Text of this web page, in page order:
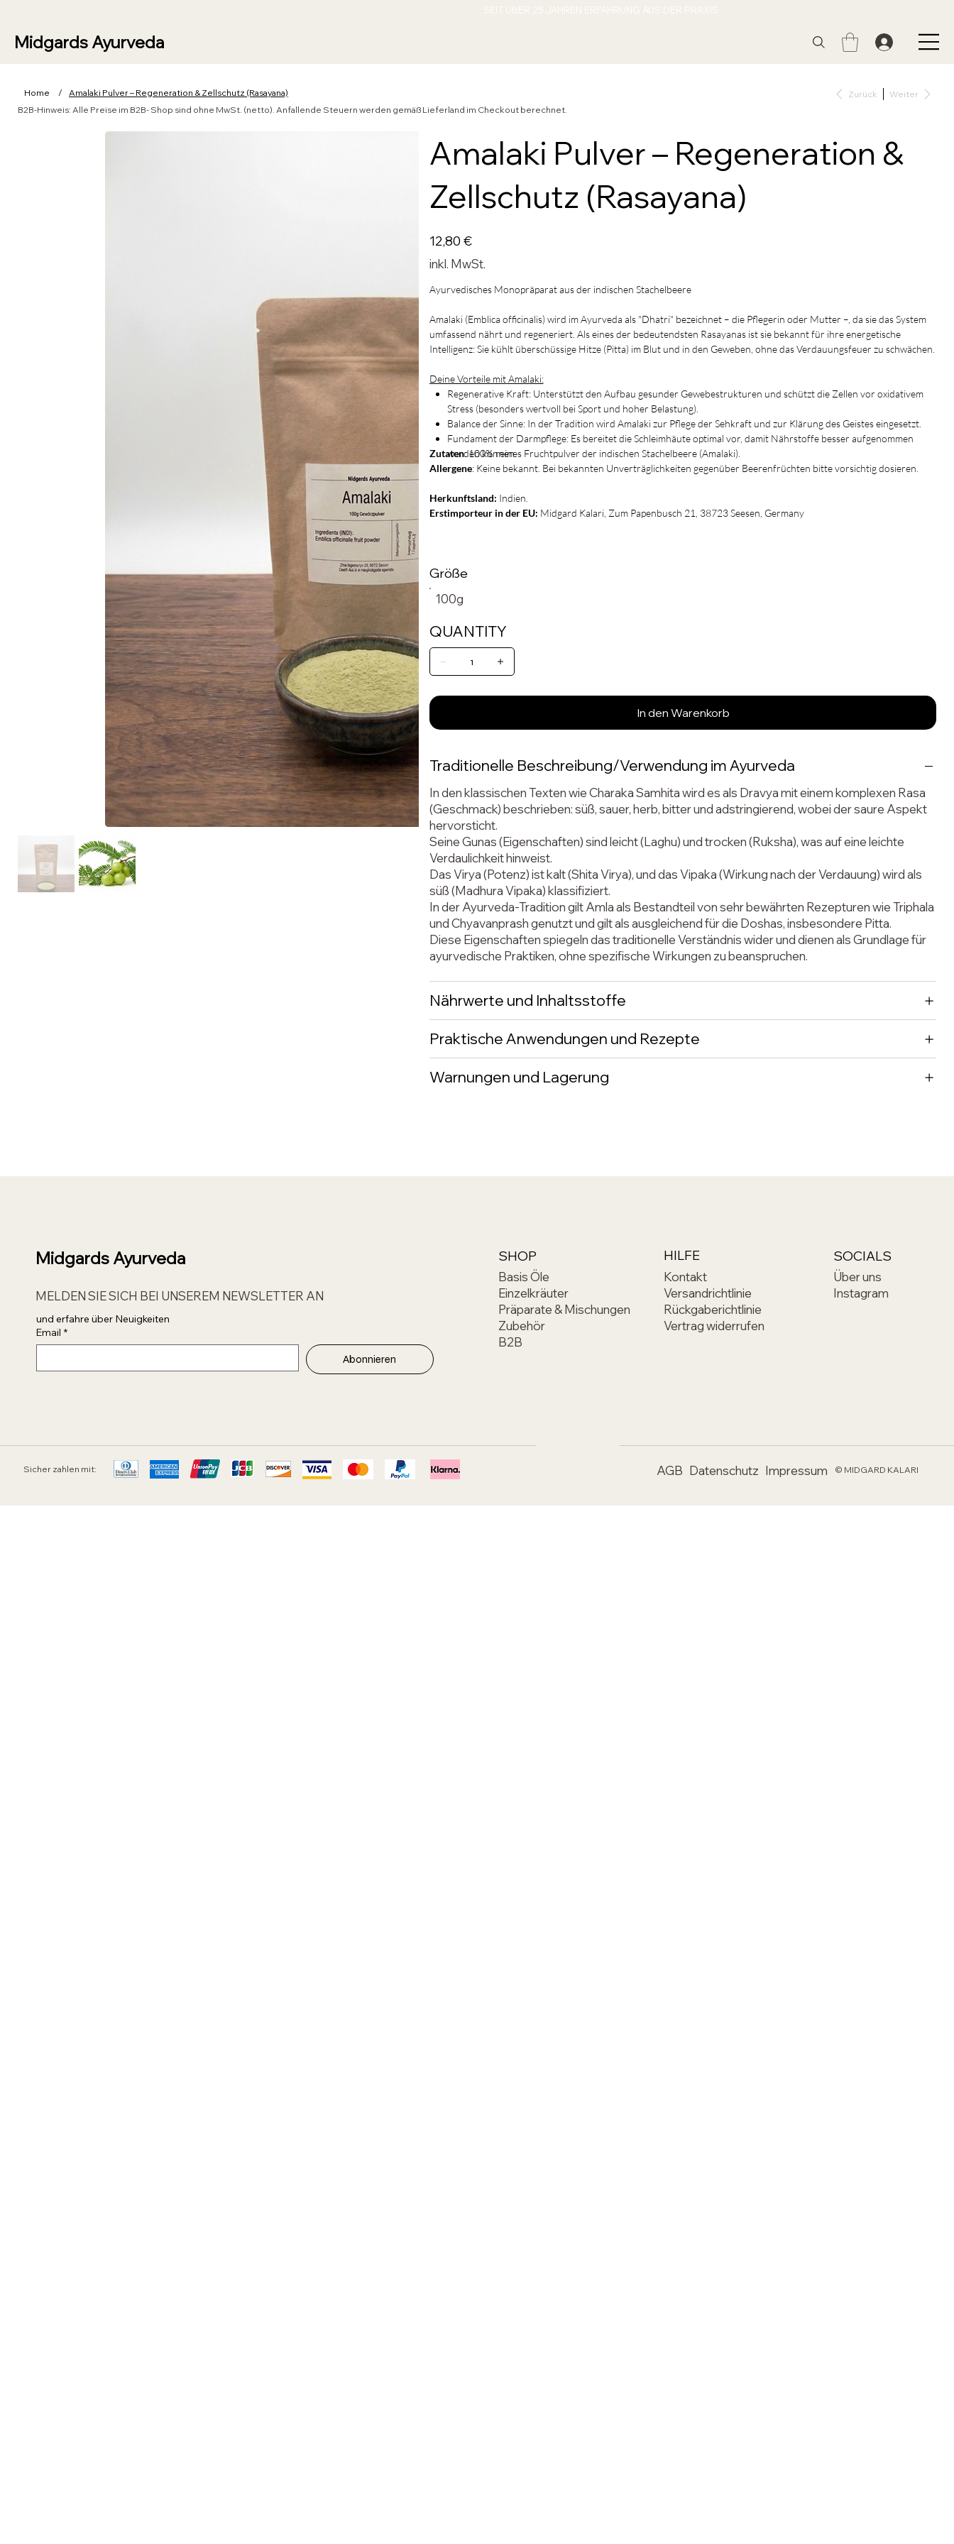
Midgards Ayurveda
Home / Amalaki Pulver – Regeneration & Zellschutz (Rasayana) Zurück Weiter
Amalaki Pulver – Regeneration &
Zellschutz (Rasayana)
Preis
12,80 €
inkl. MwSt.
Ayurvedisches Monopräparat aus der indischen Stachelbeere
Amalaki (Emblica officinalis) wird im Ayurveda als "Dhatri" bezeichnet – die Pflegerin oder Mutter –, da sie das System
umfassend nährt und regeneriert. Als eines der bedeutendsten Rasayanas ist sie bekannt für ihre energetische
Intelligenz: Sie kühlt überschüssige Hitze (Pitta) im Blut und in den Geweben, ohne das Verdauungsfeuer zu schwächen.
Deine Vorteile mit Amalaki:
Regenerative Kraft: Unterstützt den Aufbau gesunder Gewebestrukturen und schützt die Zellen vor oxidativem
Stress (besonders wertvoll bei Sport und hoher Belastung).
Balance der Sinne: In der Tradition wird Amalaki zur Pflege der Sehkraft und zur Klärung des Geistes eingesetzt.
Fundament der Darmpflege: Es bereitet die Schleimhäute optimal vor, damit Nährstoffe besser aufgenommen
werden können.
Zutaten: 100% reines Fruchtpulver der indischen Stachelbeere (Amalaki).
Allergene: Keine bekannt. Bei bekannten Unverträglichkeiten gegenüber Beerenfrüchten bitte vorsichtig dosieren.
Herkunftsland: Indien.
Erstimporteur in der EU: Midgard Kalari, Zum Papenbusch 21, 38723 Seesen, Germany
100g
Größe
QUANTITY
In den Warenkorb
Traditionelle Beschreibung/Verwendung im Ayurveda
In den klassischen Texten wie Charaka Samhita wird es als Dravya mit einem komplexen Rasa
(Geschmack) beschrieben: süß, sauer, herb, bitter und adstringierend, wobei der saure Aspekt
hervorsticht.
Seine Gunas (Eigenschaften) sind leicht (Laghu) und trocken (Ruksha), was auf eine leichte
Verdaulichkeit hinweist.
Das Virya (Potenz) ist kalt (Shita Virya), und das Vipaka (Wirkung nach der Verdauung) wird als
süß (Madhura Vipaka) klassifiziert.
In der Ayurveda-Tradition gilt Amla als Bestandteil von sehr bewährten Rezepturen wie Triphala
und Chyavanprash genutzt und gilt als ausgleichend für die Doshas, insbesondere Pitta.
Diese Eigenschaften spiegeln das traditionelle Verständnis wider und dienen als Grundlage für
ayurvedische Praktiken, ohne spezifische Wirkungen zu beanspruchen.
Nährwerte und Inhaltsstoffe
Praktische Anwendungen und Rezepte
Warnungen und Lagerung
B2B-Hinweis: Alle Preise im B2B- Shop sind ohne MwSt. (netto). Anfallende Steuern werden gemäß Lieferland im Checkout berechnet.
SOCIALS
Über uns
Instagram
HILFE
Kontakt
Versandrichtlinie
Rückgaberichtlinie
Vertrag widerrufen
SHOP
Basis Öle
Einzelkräuter
Präparate & Mischungen
Zubehör
B2B
Midgards Ayurveda
MELDEN SIE SICH BEI UNSEREM NEWSLETTER AN
Email *
Abonnieren
Sicher zahlen mit: AGB Datenschutz Impressum © MIDGARD KALARI